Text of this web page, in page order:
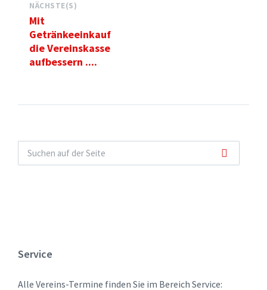
NÄCHSTE(S)
Mit
Getränkeeinkauf
die Vereinskasse
aufbessern ....
Service
Alle Vereins-Termine finden Sie im Bereich Service: